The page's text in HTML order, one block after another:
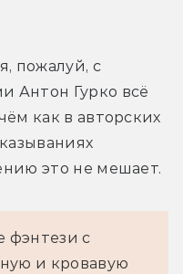
пожалуй, с
Антон Гурко всё
как в авторских
это не мешает.
фэнтези с
и кровавую